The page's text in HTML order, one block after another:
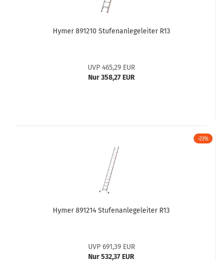
Hymer 891210 Stufenanlegeleiter R13
UVP 465,29 EUR
Nur 358,27 EUR
-23%
Hymer 891214 Stufenanlegeleiter R13
UVP 691,39 EUR
Nur 532,37 EUR